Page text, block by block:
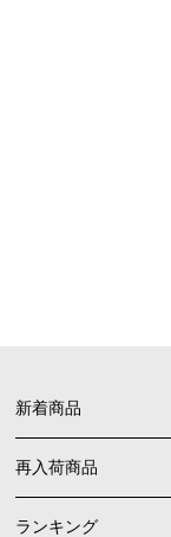
新着商品
再入荷商品
ランキング